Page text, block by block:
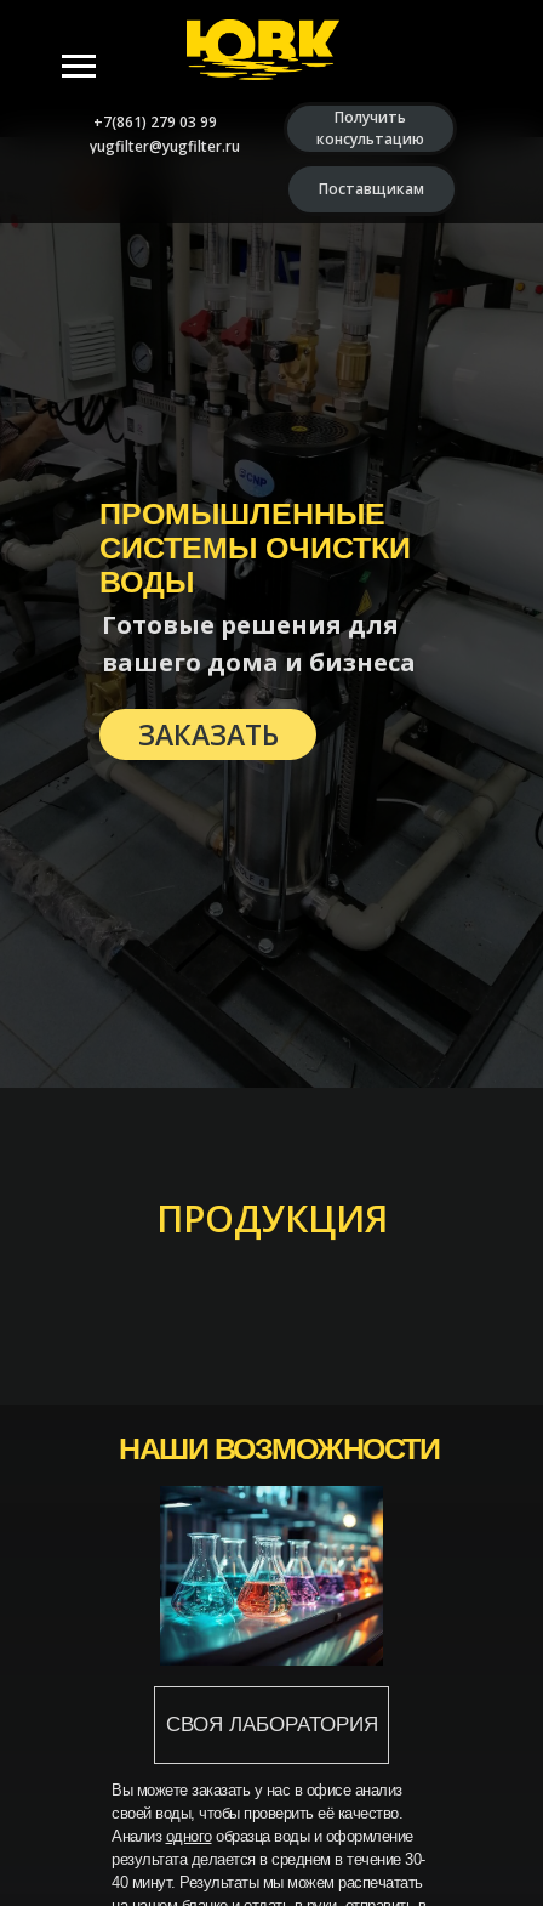
Получить
консультацию
Поставщикам
+7(861) 279 03 99
yugfilter@yugfilter.ru
ПРОМЫШЛЕННЫЕ
СИСТЕМЫ ОЧИСТКИ
ВОДЫ
Готовые решения для
вашего дома и бизнеса
ЗАКАЗАТЬ
ПРОДУКЦИЯ
СВОЯ ЛАБОРАТОРИЯ
НАШИ ВОЗМОЖНОСТИ
Вы можете заказать у нас в офисе анализ
своей воды, чтобы проверить её качество.
Анализ одногообразца воды и оформление
результата делается в среднем в течение 30-
40 минут. Результаты мы можем распечатать